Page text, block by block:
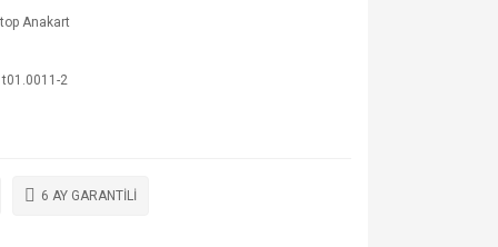
Anakart
2
6 AY GARANTİLİ